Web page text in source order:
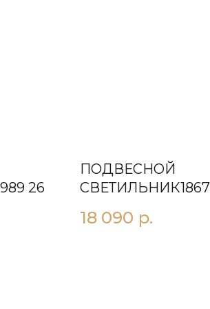
26
ПОДВЕСНОЙ
18 090 р.